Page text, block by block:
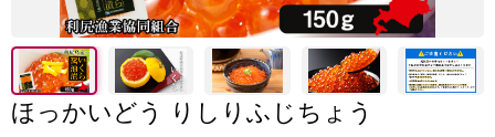
ほっかいどう りしりふじちょう